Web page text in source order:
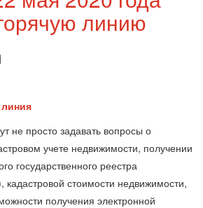
линию
не просто задавать вопросы о
учете недвижимости, получении
государственного реестра
стоимости недвижимости,
получения электронной